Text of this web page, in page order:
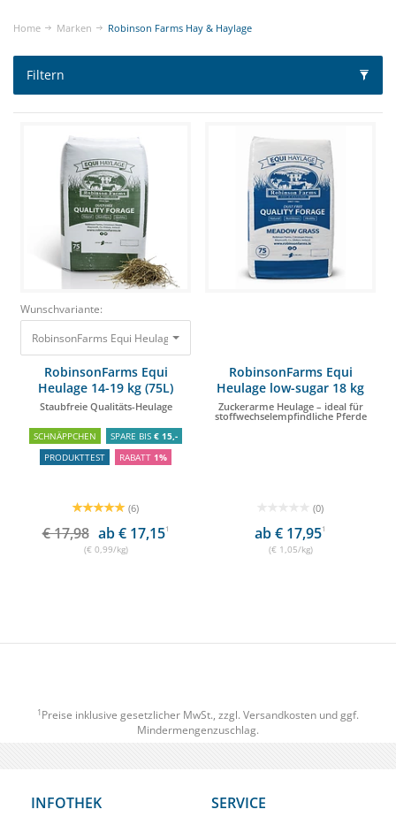
Home Marken Robinson Farms Hay & Haylage
Filtern
Wunschvariante:
RobinsonFarms Equi Heulage 14-19 kg (75L) Staubfreie Qualitäts-Heulage
RobinsonFarms Equi
Heulage 14-19 kg (75L)
Staubfreie Qualitäts-Heulage
SCHNÄPPCHEN SPARE BIS € 15,-
PRODUKTTEST
RABATT 1%
(6)
€ 17,98 ab € 17,151
(€ 0,99/kg)
RobinsonFarms Equi
Heulage low-sugar 18 kg
(75L)
Zuckerarme Heulage – ideal für
stoffwechselempfindliche Pferde
(0)
ab € 17,951
(€ 1,05/kg)
1 Preise inklusive gesetzlicher MwSt., zzgl. Versandkosten und ggf.
Mindermengenzuschlag.
INFOTHEK SERVICE